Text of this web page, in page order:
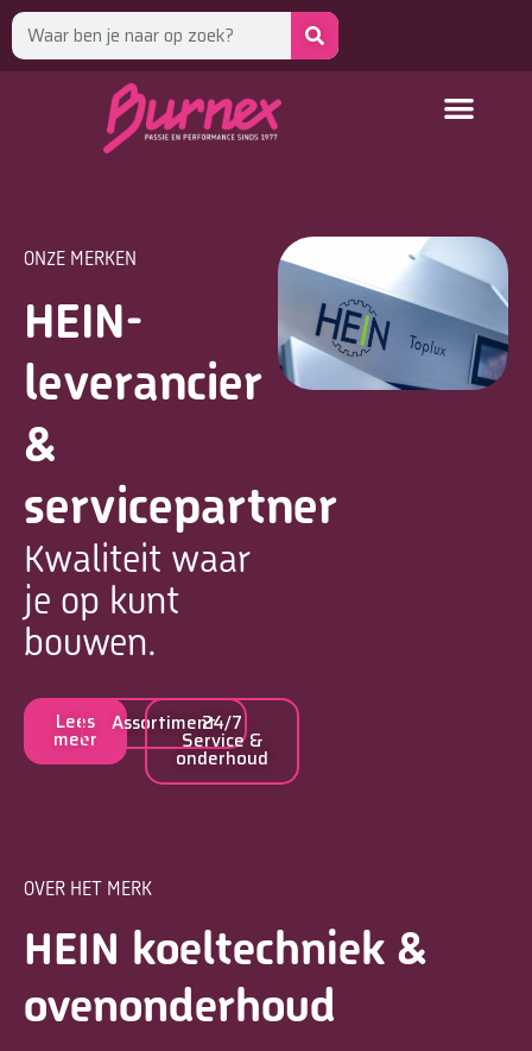
ONZE MERKEN
HEIN-
leverancier
&
servicepartner
Kwaliteit waar
je op kunt
bouwen.
Lees
meer
Assortiment24/7
Service &
onderhoud
OVER HET MERK
HEIN koeltechniek &
ovenonderhoud